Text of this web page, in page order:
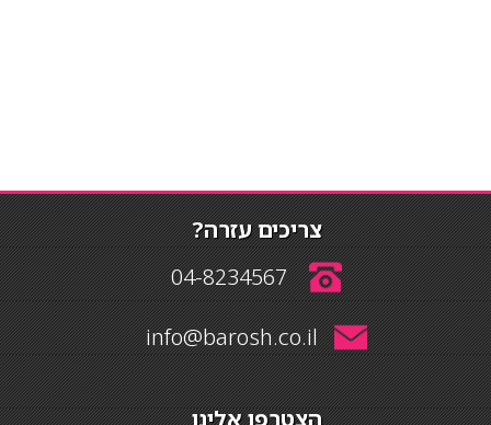
צריכים עזרה?
04-8234567
info@barosh.co.il
הצטרפו אלינו